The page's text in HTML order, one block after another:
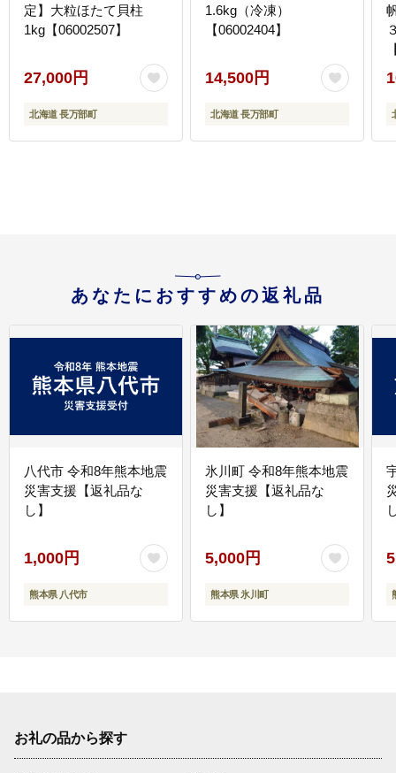
定】大粒ほたて貝柱
1kg【06002507】
27,000円
北海道 長万部町
1.6kg（冷凍）
【06002404】
14,500円
北海道 長万部町
あなたにおすすめの返礼品
八代市 令和8年熊本地震
災害支援【返礼品な
し】
1,000円
熊本県 八代市
氷川町 令和8年熊本地震
災害支援【返礼品な
し】
5,000円
熊本県 氷川町
お礼の品から探す